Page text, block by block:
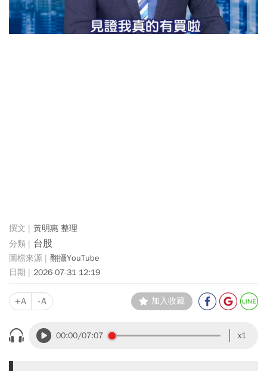
黃明惠 整理
台股
翻攝YouTube
2026-07-31 12:19
+A -A 加入收藏
00:00/07:07 x1